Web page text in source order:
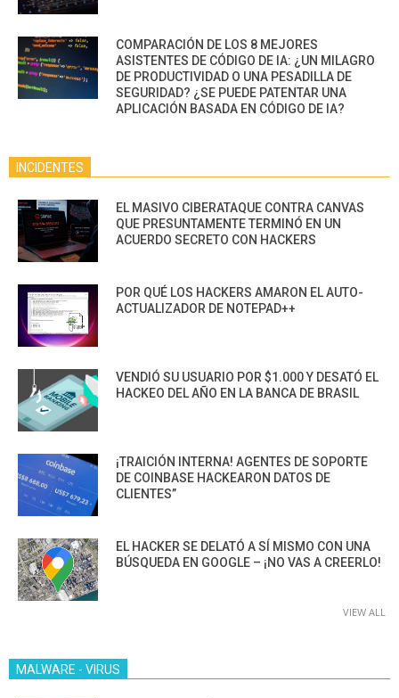
COMPARACIÓN DE LOS 8 MEJORES
ASISTENTES DE CÓDIGO DE IA: ¿UN MILAGRO
DE PRODUCTIVIDAD O UNA PESADILLA DE
SEGURIDAD? ¿SE PUEDE PATENTAR UNA
APLICACIÓN BASADA EN CÓDIGO DE IA?
INCIDENTES
EL MASIVO CIBERATAQUE CONTRA CANVAS
QUE PRESUNTAMENTE TERMINÓ EN UN
ACUERDO SECRETO CON HACKERS
POR QUÉ LOS HACKERS AMARON EL AUTO-
ACTUALIZADOR DE NOTEPAD++
VENDIÓ SU USUARIO POR $1.000 Y DESATÓ EL
HACKEO DEL AÑO EN LA BANCA DE BRASIL
¡TRAICIÓN INTERNA! AGENTES DE SOPORTE
DE COINBASE HACKEARON DATOS DE
CLIENTES”
EL HACKER SE DELATÓ A SÍ MISMO CON UNA
BÚSQUEDA EN GOOGLE – ¡NO VAS A CREERLO!
VIEW ALL
MALWARE - VIRUS